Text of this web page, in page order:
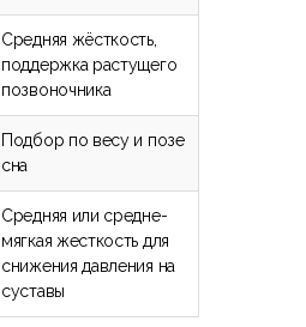
Средняя жёсткость,
поддержка растущего
позвоночника
Подбор по весу и позе
сна
Средняя или средне-
мягкая жесткость для
снижения давления на
суставы